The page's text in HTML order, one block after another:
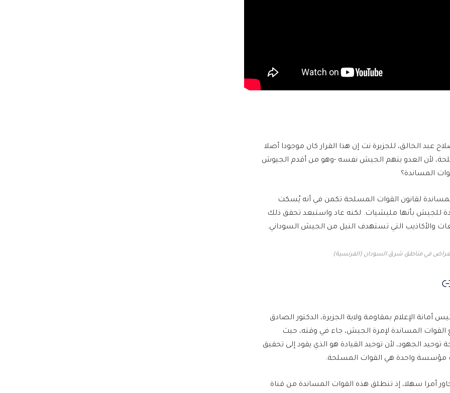
الخالق، للجزيرة نت إن هذا القرار كان موجودا أصلا
لأن العدو يتهم الجيش نفسه -وهو من أقدم الجيوش
المساندة؟
لقانون القوات المسلحة تكمن في أنه يُسكت
للجيش بأنها مليشيات. لكنه عاد واستبعد تحقق ذلك
والأكاذيب التي تستهدف النيل من الجيش السوداني.
في مناطق شرق السودان (الفرنسية)
الإعلام بمقاومة ولاية الجزيرة، الدكتور الصادق
القوات المساندة لإمرة الجيش، جاء في وقته، حيث
الجهود، لأن توحيد القيادة هو الذي يقود إلى تحقيق
مؤسسة واحدة هي القوات المسلحة.
أمرا سهلا، إذ تنطلق هذه القوات المساندة من قناة